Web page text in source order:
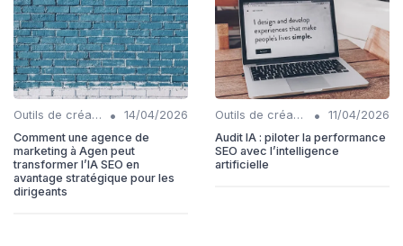
Outils de création de contenu automatisés •
14/04/2026
Comment une agence de
marketing à Agen peut
transformer l’IA SEO en
avantage stratégique pour les
dirigeants
Outils de création de contenu automatisés •
11/04/2026
Audit IA : piloter la performance
SEO avec l’intelligence
artificielle